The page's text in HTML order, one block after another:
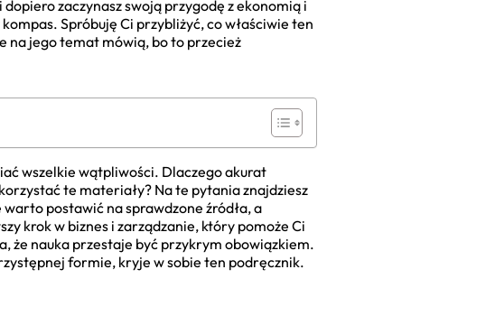
zaczynasz swoją przygodę z ekonomią i
Spróbuję Ci przybliżyć, co właściwie ten
na jego temat mówią, bo to przecież
wszelkie wątpliwości. Dlaczego akurat
te materiały? Na te pytania znajdziesz
postawić na sprawdzone źródła, a
krok w biznes i zarządzanie, który pomoże Ci
że nauka przestaje być przykrym obowiązkiem.
formie, kryje w sobie ten podręcznik.